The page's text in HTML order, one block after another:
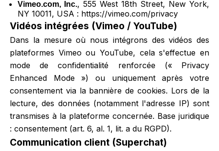
Vimeo.com, Inc., 555 West 18th Street, New York,
NY 10011, USA : https://vimeo.com/privacy
Vidéos intégrées (Vimeo / YouTube)
Dans la mesure où nous intégrons des vidéos des
plateformes Vimeo ou YouTube, cela s'effectue en
mode de confidentialité renforcée (« Privacy
Enhanced Mode ») ou uniquement après votre
consentement via la bannière de cookies. Lors de la
lecture, des données (notamment l'adresse IP) sont
transmises à la plateforme concernée. Base juridique
: consentement (art. 6, al. 1, lit. a du RGPD).
Communication client (Superchat)